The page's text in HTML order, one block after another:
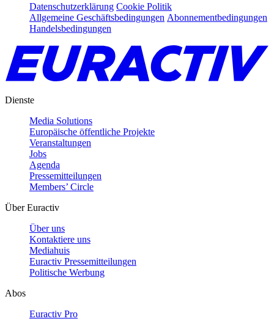
Datenschutzerklärung Cookie Politik
Allgemeine Geschäftsbedingungen Abonnementbedingungen
Handelsbedingungen
Dienste
Media Solutions
Europäische öffentliche Projekte
Veranstaltungen
Jobs
Agenda
Pressemitteilungen
Members’ Circle
Über Euractiv
Über uns
Kontaktiere uns
Mediahuis
Euractiv Pressemitteilungen
Politische Werbung
Abos
Euractiv Pro